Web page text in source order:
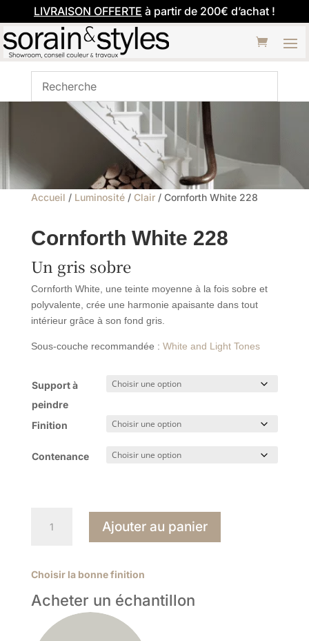
LIVRAISON OFFERTE à partir de 200€ d’achat !
Accueil / Luminosité/ Clair/ Cornforth White 228
Cornforth White 228
Un gris sobre
Cornforth White, une teinte moyenne à la fois sobre et
polyvalente, crée une harmonie apaisante dans tout
intérieur grâce à son fond gris.
Sous-couche recommandée : White and Light Tones
Support à
peindre
Finition
Contenance
228
Ajouter au panier
Choisir la bonne finition
Acheter un échantillon